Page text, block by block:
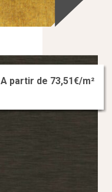
A partir de 73,51€/m²